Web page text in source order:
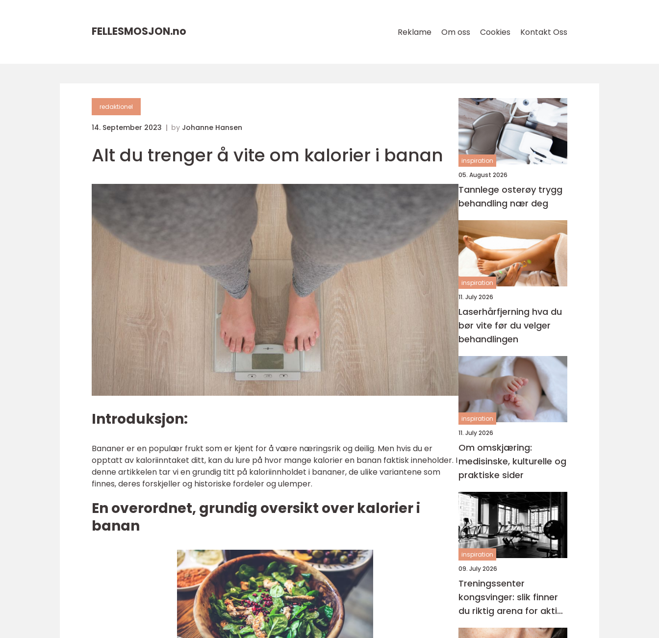
FELLESMOSJON.no Reklame Om oss Cookies Kontakt Oss
redaktionel
14. September 2023 by Johanne Hansen
Alt du trenger å vite om kalorier i banan
Introduksjon:
Bananer er en populær frukt som er kjent for å være næringsrik og deilig. Men hvis du er
opptatt av kaloriinntaket ditt, kan du lure på hvor mange kalorier en banan faktisk inneholder. I
denne artikkelen tar vi en grundig titt på kaloriinnholdet i bananer, de ulike variantene som
finnes, deres forskjeller og historiske fordeler og ulemper.
En overordnet, grundig oversikt over kalorier i
banan
inspiration
05. August 2026
Tannlege osterøy trygg
behandling nær deg
inspiration
11. July 2026
Laserhårfjerning hva du
bør vite før du velger
behandlingen
inspiration
11. July 2026
Om omskjæring:
medisinske, kulturelle og
praktiske sider
inspiration
09. July 2026
Treningssenter
kongsvinger: slik finner
du riktig arena for aktiv
hverdag